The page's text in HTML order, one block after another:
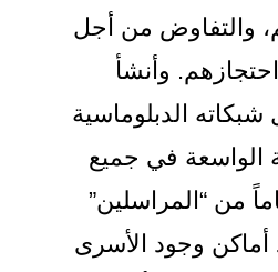
من أجل
وأنشأ
الدبلوماسية
في جميع
الأسرى